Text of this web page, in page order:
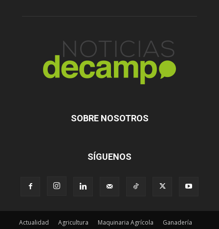
SOBRE NOSOTROS
SÍGUENOS
Actualidad Agricultura Maquinaria Agrícola
Ganadería